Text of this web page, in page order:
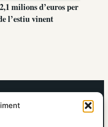
milions d’euros per
l’estiu vinent